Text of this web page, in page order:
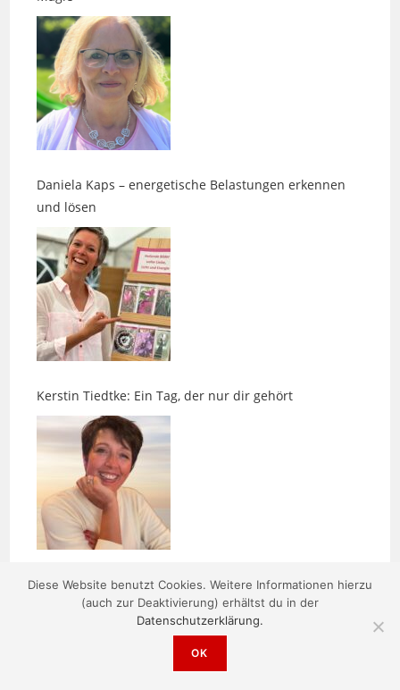
Daniela Kaps – energetische Belastungen erkennen
Kerstin Tiedtke: Ein Tag, der nur dir gehört
Nächster Ausstieg LEBENSART 2026
Diese Website benutzt Cookies. Weitere Informationen hierzu
(auch zur Deaktivierung) erhältst du in der
Datenschutzerklärung.
OK